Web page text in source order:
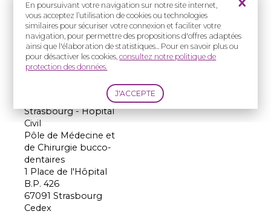
En poursuivant votre navigation sur notre site internet,
vous acceptez l’utilisation de cookies ou technologies
similaires pour sécuriser votre connexion et faciliter votre
navigation, pour permettre des propositions d'offres adaptées
ainsi que l'élaboration de statistiques... Pour en savoir plus ou
pour désactiver les cookies,consultez notre politique de
protection des données.
Prise en charge
:
Enfants et Adultes
Adresse(s) :
Strasbourg - Hôpital
Civil
Pôle de Médecine et
de Chirurgie bucco-
dentaires
1 Place de l'Hôpital
B.P. 426
67091 Strasbourg
Cedex